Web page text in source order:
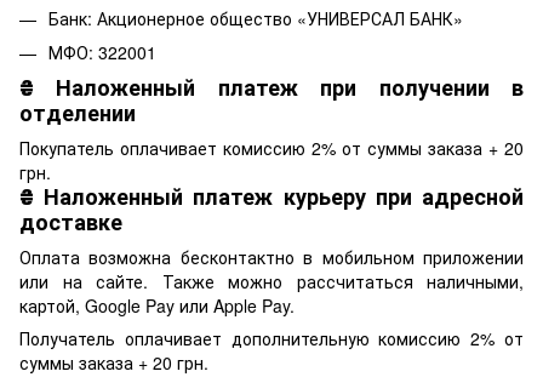
Банк: Акционерное общество «УНИВЕРСАЛ БАНК»
МФО: 322001
₴ Наложенный платеж при получении в
отделении
Покупатель оплачивает комиссию 2% от суммы заказа + 20
грн.
₴ Наложенный платеж курьеру при адресной
доставке
Оплата возможна бесконтактно в мобильном приложении
или на сайте. Также можно рассчитаться наличными,
картой, Google Pay или Apple Pay.
Получатель оплачивает дополнительную комиссию 2% от
суммы заказа + 20 грн.